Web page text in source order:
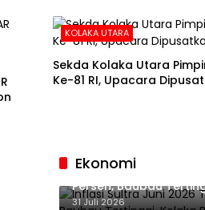
KOLAKA UTARA
Sekda Kolaka Utara
Ke-81 RI, Upacara
Ekonomi
Inflasi Sultra Juni 2026
Persen, Baubau
Kedua
31 Juli 2026